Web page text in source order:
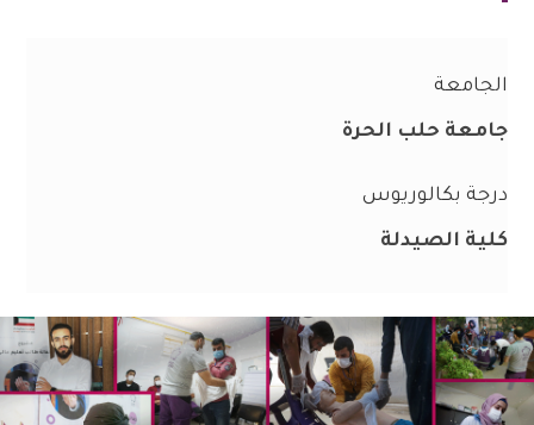
الجامعة
جامعة حلب الحرة
درجة بكالوريوس
كلية الصيدلة